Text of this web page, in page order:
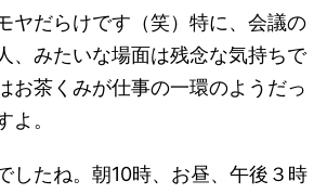
ヤだらけです（笑）特に、会議の
、みたいな場面は残念な気持ちで
お茶くみが仕事の一環のようだっ
よ。
したね。朝10時、お昼、午後３時